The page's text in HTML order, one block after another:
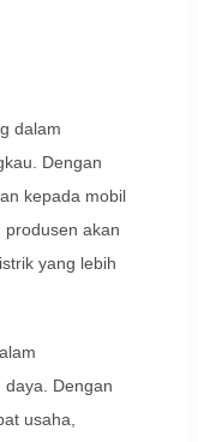
dalam
Dengan
kepada mobil
produsen akan
yang lebih
Dengan
usaha,